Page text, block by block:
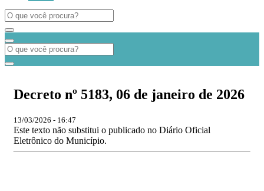
Decreto nº 5183, 06 de janeiro de 2026
13/03/2026 - 16:47
Este texto não substitui o publicado no Diário Oficial
Eletrônico do Município.